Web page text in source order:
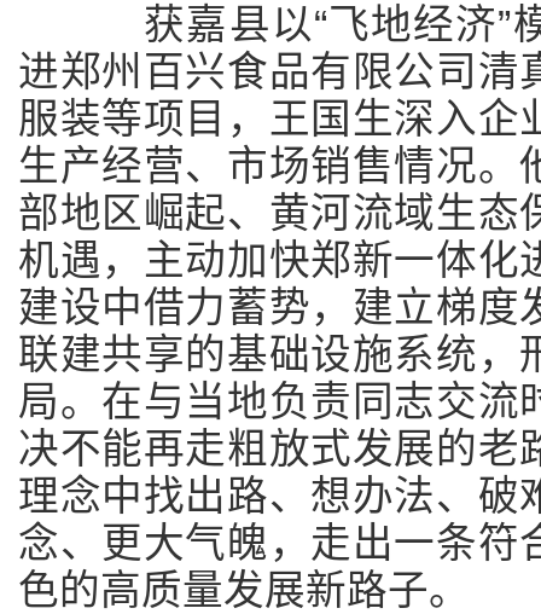
获嘉县以“飞地经济”
进郑州百兴食品有限公司清
服装等项目，王国生深入企
生产经营、市场销售情况。
部地区崛起、黄河流域生态
机遇，主动加快郑新一体化
建设中借力蓄势，建立梯度
联建共享的基础设施系统，
局。在与当地负责同志交流
决不能再走粗放式发展的老
理念中找出路、想办法、破
念、更大气魄，走出一条符
色的高质量发展新路子。